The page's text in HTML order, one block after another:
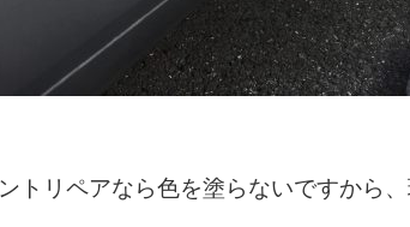
トリペアなら色を塗らないですから